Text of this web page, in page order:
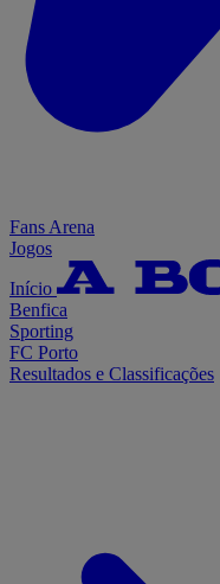
Fans Arena
Jogos
Início
Benfica
Sporting
FC Porto
Resultados e Classificações